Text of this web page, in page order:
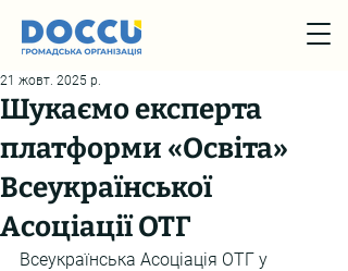
Шукаємо експерта
платформи «Освіта»
Всеукраїнської
Асоціації ОТГ
21 жовт. 2025 р.
Всеукраїнська Асоціація ОТГ у